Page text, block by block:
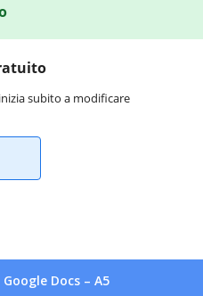
subito a modificare
Google Docs – A5